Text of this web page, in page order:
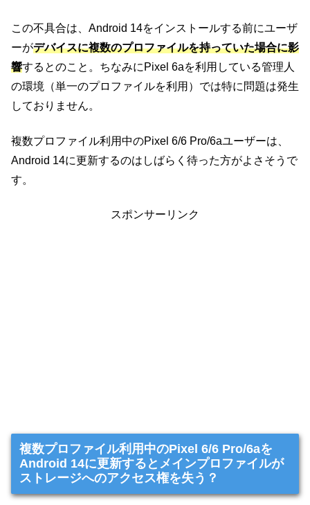
この不具合は、Android 14をインストールする前にユーザ
ーがデバイスに複数のプロファイルを持っていた場合に影
響するとのこと。ちなみにPixel 6aを利用している管理人
の環境（単一のプロファイルを利用）では特に問題は発生
しておりません。
複数プロファイル利用中のPixel 6/6 Pro/6aユーザーは、
Android 14に更新するのはしばらく待った方がよさそうで
す。
スポンサーリンク
複数プロファイル利用中のPixel 6/6 Pro/6aを
Android 14に更新するとメインプロファイルが
ストレージへのアクセス権を失う？